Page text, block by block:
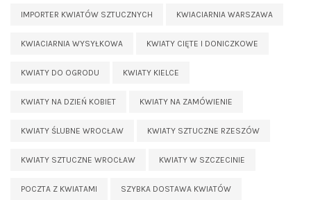
IMPORTER KWIATÓW SZTUCZNYCH KWIACIARNIA WARSZAWA
KWIACIARNIA WYSYŁKOWA KWIATY CIĘTE I DONICZKOWE
KWIATY DO OGRODU KWIATY KIELCE
KWIATY NA DZIEŃ KOBIET KWIATY NA ZAMÓWIENIE
KWIATY ŚLUBNE WROCŁAW KWIATY SZTUCZNE RZESZÓW
KWIATY SZTUCZNE WROCŁAW KWIATY W SZCZECINIE
POCZTA Z KWIATAMI SZYBKA DOSTAWA KWIATÓW